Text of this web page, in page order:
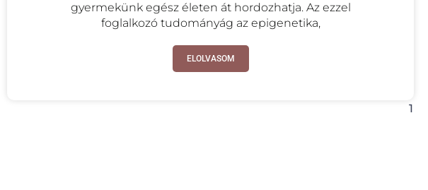
gyermekünk egész életen át hordozhatja. Az ezzel
foglalkozó tudományág az epigenetika,
ELOLVASOM
1